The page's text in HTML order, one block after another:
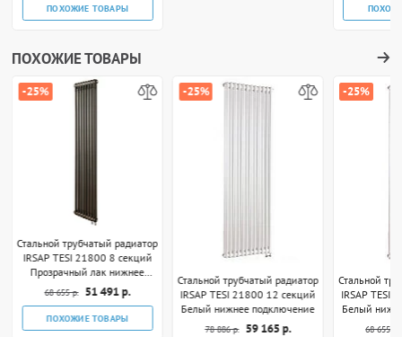
ПОХОЖИЕ ТОВАРЫ
ПОХОЖИЕ ТОВАРЫ
-25%
Стальной трубчатый радиатор
IRSAP TESI 21800 8 секций
Прозрачный лак нижнее
подключение
68 655 р. 51 491 р.
ПОХОЖИЕ ТОВАРЫ
-25%
Стальной трубчатый радиатор
IRSAP TESI 21800 12 секций
Белый нижнее подключение
78 886 р. 59 165 р.
-25%
Стальной
IRSAP TESI
Белый
68 655 р.